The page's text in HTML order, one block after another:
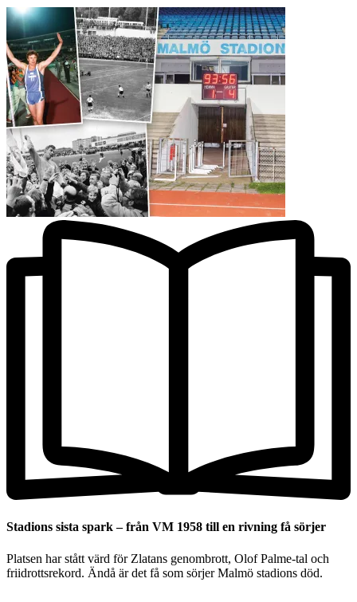
Stadions sista spark – från VM 1958 till en rivning få sörjer
Platsen har stått värd för Zlatans genombrott, Olof Palme-tal och
friidrottsrekord. Ändå är det få som sörjer Malmö stadions död.